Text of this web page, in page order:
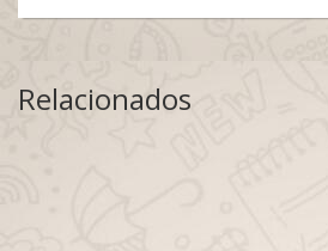
Relacionados